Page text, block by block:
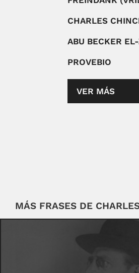
CHARLES
ABU BECKER
PROVEBIO
VER MÁS
MÁS FRASES DE